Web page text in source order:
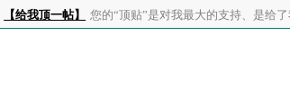
【给我顶一帖】 您的“顶贴”是对我最大的支持、是给